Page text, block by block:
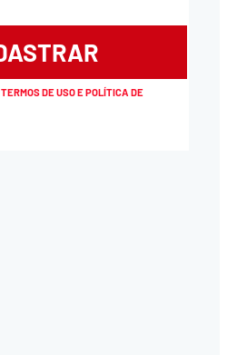
TERMOS DE USO E POLÍTICA DE